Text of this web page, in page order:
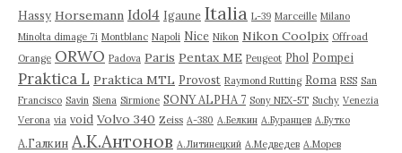
Hassy Horsemann Idol4 Igaune Italia L-39 Marceille Milano
Minolta dimage 7i Montblanc Napoli Nice Nikon Nikon Coolpix Offroad
Orange ORWO Padova Paris Pentax ME Peugeot Phol Pompei
Praktica L Praktica MTL Provost Raymond Rutting Roma RSS San
Francisco Savin Siena Sirmione SONY ALPHA 7 Sony NEX-5T Suchy Venezia
Verona via void Volvo 340 Zeiss А-380 А.Белкин А.Буранцев А.Бутко
А.Галкин А.К.Антонов А.Литинецкий А.Медведев А.Морев